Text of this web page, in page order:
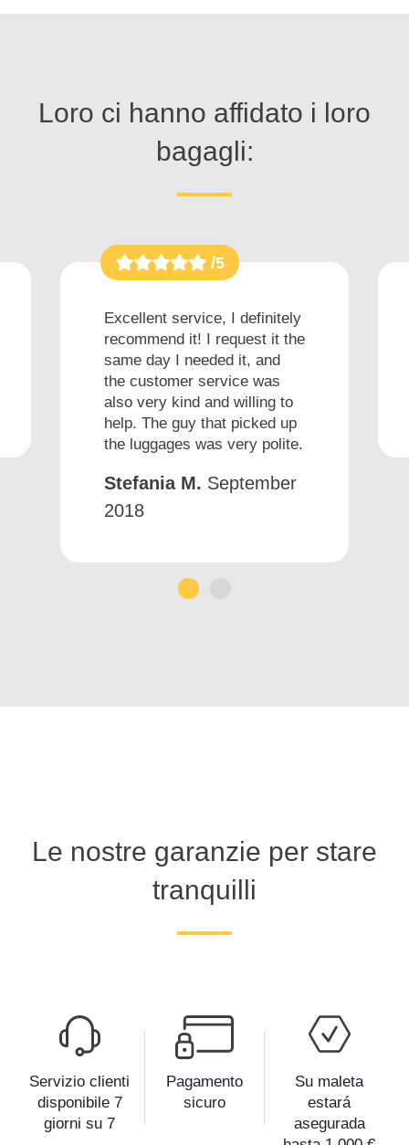
Loro ci hanno affidato i loro
bagagli:
/5
Excellent service, I definitely
recommend it! I request it the
same day I needed it, and
the customer service was
also very kind and willing to
help. The guy that picked up
the luggages was very polite.
Stefania M. September
2018
Le nostre garanzie per stare
tranquilli
Servizio clienti
disponibile 7
giorni su 7
Pagamento
sicuro
Su maleta
estará
asegurada